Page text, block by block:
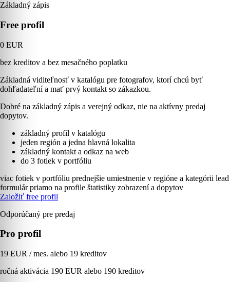
Základný zápis
Free profil
0 EUR
bez kreditov a bez mesačného poplatku
Základná viditeľnosť v katalógu pre fotografov, ktorí chcú byť
dohľadateľní a mať prvý kontakt so zákazkou.
Dobré na základný zápis a verejný odkaz, nie na aktívny predaj
dopytov.
základný profil v katalógu
jeden región a jedna hlavná lokalita
základný kontakt a odkaz na web
do 3 fotiek v portfóliu
viac fotiek v portfóliu prednejšie umiestnenie v regióne a kategórii lead
formulár priamo na profile štatistiky zobrazení a dopytov
Založiť free profil
Odporúčaný pre predaj
Pro profil
19 EUR / mes. alebo 19 kreditov
ročná aktivácia 190 EUR alebo 190 kreditov